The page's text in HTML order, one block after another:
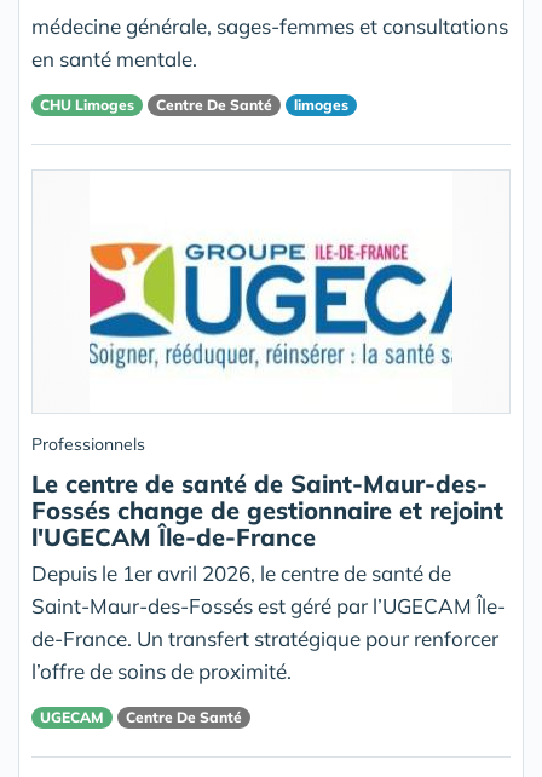
médecine générale, sages-femmes et consultations
en santé mentale.
CHU Limoges Centre De Santé limoges
Professionnels
Le centre de santé de Saint-Maur-des-
Fossés change de gestionnaire et rejoint
l'UGECAM Île-de-France
Depuis le 1er avril 2026, le centre de santé de
Saint-Maur-des-Fossés est géré par l’UGECAM Île-
de-France. Un transfert stratégique pour renforcer
l’offre de soins de proximité.
UGECAM Centre De Santé